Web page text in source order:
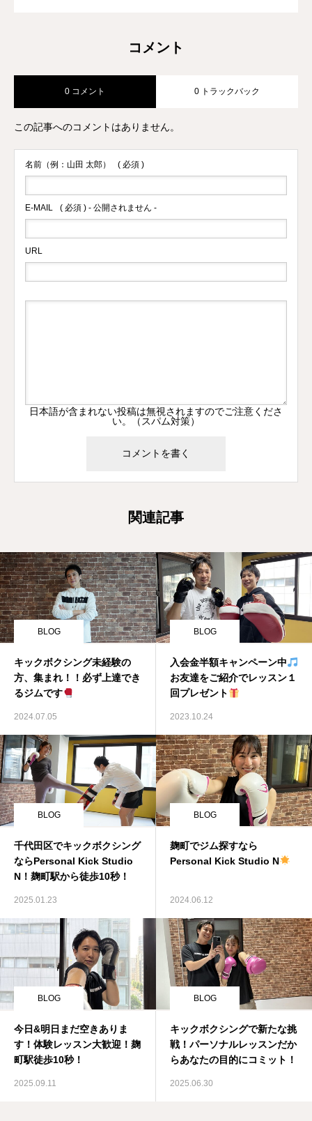
コメント
0 コメント 0 トラックバック
この記事へのコメントはありません。
名前（例：山田 太郎） ( 必須 )
E-MAIL ( 必須 ) - 公開されません -
URL
日本語が含まれない投稿は無視されますのでご注意くださ
い。（スパム対策）
関連記事
BLOG
キックボクシング未経験の
方、集まれ！！必ず上達でき
るジムです
2024.07.05
BLOG
入会金半額キャンペーン中
お友達をご紹介でレッスン１
回プレゼント
2023.10.24
BLOG
千代田区でキックボクシング
ならPersonal Kick Studio
N！麹町駅から徒歩10秒！
2025.01.23
BLOG
麹町でジム探すなら
Personal Kick Studio N
2024.06.12
BLOG
今日&明日まだ空きありま
す！体験レッスン大歓迎！麹
町駅徒歩10秒！
2025.09.11
BLOG
キックボクシングで新たな挑
戦！パーソナルレッスンだか
らあなたの目的にコミット！
2025.06.30